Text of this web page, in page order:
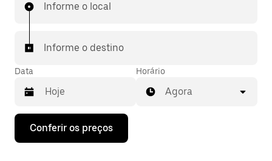
Informe o local
Informe o destino
Data
Pressione
seta
Horário
Agora
Conferir os preços